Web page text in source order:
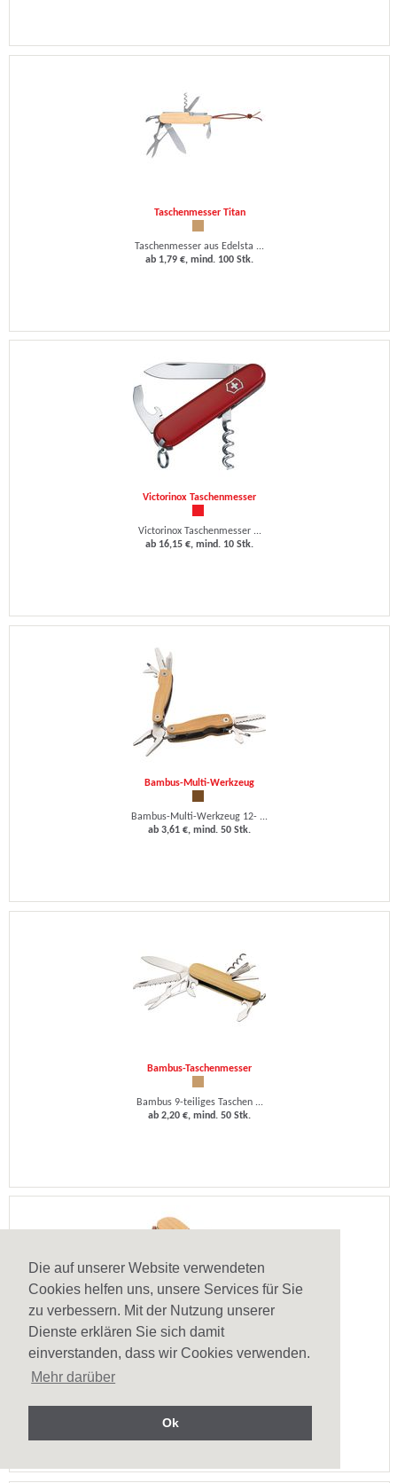
Die auf unserer Website verwendeten
Cookies helfen uns, unsere Services für Sie
zu verbessern. Mit der Nutzung unserer
Dienste erklären Sie sich damit
einverstanden, dass wir Cookies verwenden.
Mehr darüber
Ok
Taschenmesser Titan
Taschenmesser aus Edelsta ...
ab 1,79 €, mind. 100 Stk.
Victorinox Taschenmesser
Victorinox Taschenmesser ...
ab 16,15 €, mind. 10 Stk.
Bambus-Multi-Werkzeug
Bambus-Multi-Werkzeug 12- ...
ab 3,61 €, mind. 50 Stk.
Bambus-Taschenmesser
Bambus 9-teiliges Taschen ...
ab 2,20 €, mind. 50 Stk.
Taschenmesser Holz Xander